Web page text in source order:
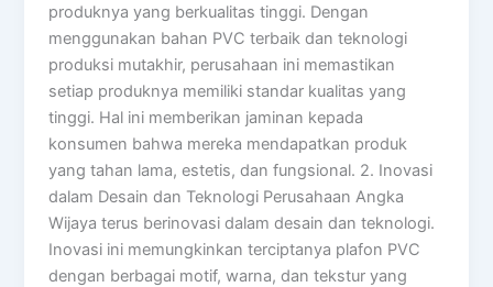
produknya yang berkualitas tinggi. Dengan
menggunakan bahan PVC terbaik dan teknologi
produksi mutakhir, perusahaan ini memastikan
setiap produknya memiliki standar kualitas yang
tinggi. Hal ini memberikan jaminan kepada
konsumen bahwa mereka mendapatkan produk
yang tahan lama, estetis, dan fungsional. 2. Inovasi
dalam Desain dan Teknologi Perusahaan Angka
Wijaya terus berinovasi dalam desain dan teknologi.
Inovasi ini memungkinkan terciptanya plafon PVC
dengan berbagai motif, warna, dan tekstur yang